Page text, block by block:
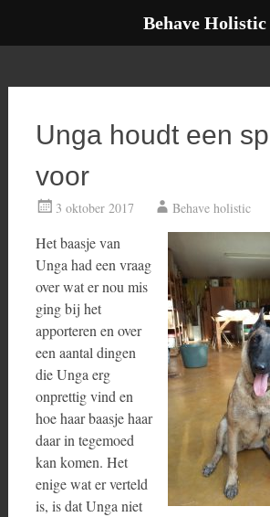
inhoudUnga houdt een
voor
3 oktober 2017 Behave holistic
Het baasje van
Unga had een vraag
over wat er nou mis
ging bij het
apporteren en over
een aantal dingen
die Unga erg
onprettig vind en
hoe haar baasje haar
daar in tegemoed
kan komen. Het
enige wat er verteld
is, is dat Unga niet
Behave Holistic